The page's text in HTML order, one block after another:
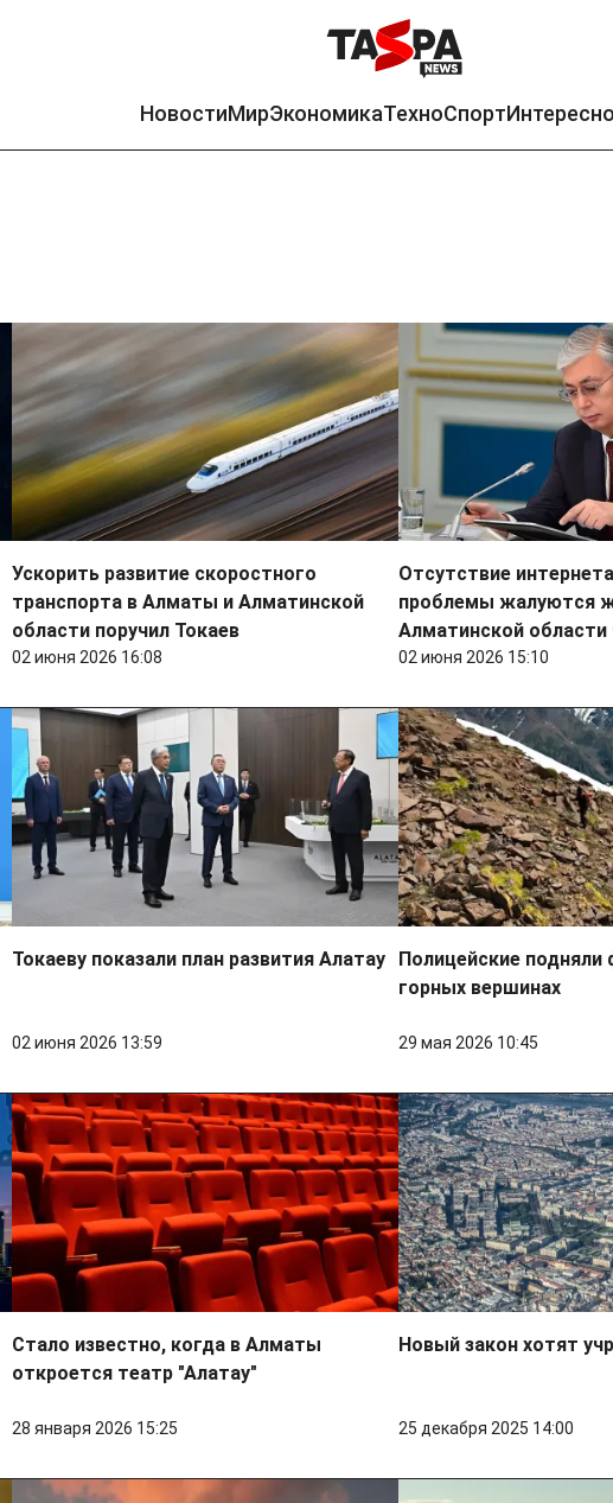
НовостиМирЭкономикаТехноСпорт
Ускорить развитие скоростного
транспорта в Алматы и Алматинской
области поручил Токаев
02 июня 2026 16:08
Отсутствие
проблемы жалуются
Алматинской области
02 июня 2026 15:10
Токаеву показали план развития Алатау
02 июня 2026 13:59
Полицейские подняли
горных вершинах
29 мая 2026 10:45
Стало известно, когда в Алматы
откроется театр "Алатау"
28 января 2026 15:25
Новый закон хотят
25 декабря 2025 14:00